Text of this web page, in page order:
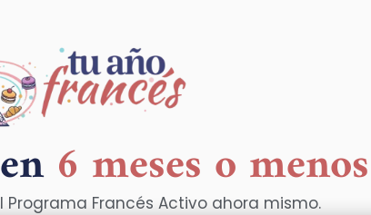
6 meses o menos
Programa Francés Activo ahora mismo.